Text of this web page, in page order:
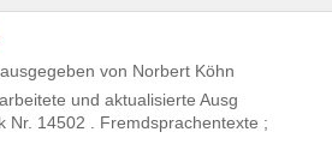
von Norbert Köhn
und aktualisierte Ausg
Nr. 14502 . Fremdsprachentexte ;